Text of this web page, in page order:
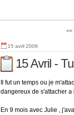
<<
15 avril 2006
15 Avril -
Il fut un temps ou je
dangereux de s'attacher a
En 9 mois avec Julie ,